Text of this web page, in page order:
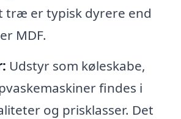
træ er typisk dyrere end
MDF.
Udstyr som køleskabe,
findes i
og prisklasser. Det